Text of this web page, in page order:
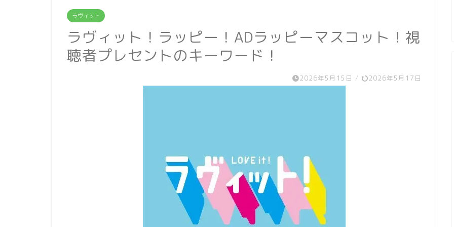
ラヴィット
ラヴィット！ラッピー！ADラッピーマスコット！視
聴者プレセントのキーワード！
2026年5月15日 / 2026年5月17日